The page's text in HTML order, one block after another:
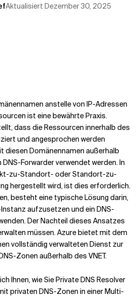
Aktualisiert Dezember 30, 2025
anstelle von IP-Adressen
ist eine bewährte Praxis.
dass die Ressourcen innerhalb des
und angesprochen werden
diesen Domänennamen außerhalb
Forwarder verwendet werden. In
zu-Standort- oder Standort-zu-
hergestellt wird, ist dies erforderlich.
besteht eine typische Lösung darin,
aufzusetzen und ein DNS-
Der Nachteil dieses Ansatzes
müssen. Azure bietet mit dem
vollständig verwalteten Dienst zur
Zonen außerhalb des VNET.
Ihnen, wie Sie Private DNS Resolver
privaten DNS-Zonen in einer Multi-